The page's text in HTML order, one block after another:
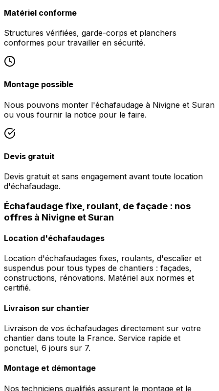
Matériel conforme
Structures vérifiées, garde-corps et planchers
conformes pour travailler en sécurité.
Montage possible
Nous pouvons monter l'échafaudage à Nivigne et Suran
ou vous fournir la notice pour le faire.
Devis gratuit
Devis gratuit et sans engagement avant toute location
d'échafaudage.
Échafaudage fixe, roulant, de façade : nos
offres à Nivigne et Suran
Location d'échafaudages
Location d'échafaudages fixes, roulants, d'escalier et
suspendus pour tous types de chantiers : façades,
constructions, rénovations. Matériel aux normes et
certifié.
Livraison sur chantier
Livraison de vos échafaudages directement sur votre
chantier dans toute la France. Service rapide et
ponctuel, 6 jours sur 7.
Montage et démontage
Nos techniciens qualifiés assurent le montage et le